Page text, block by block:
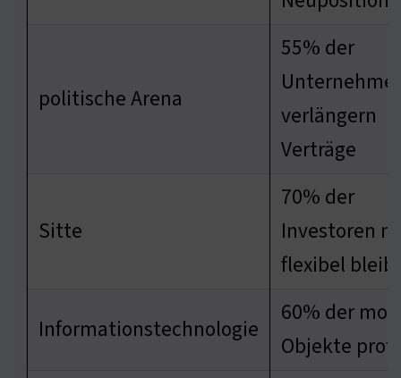
politische Arena
55% der
verlängern
Verträge
Sitte
70% der
Investoren
flexibel
Informationstechnologie
60% der
Objekte